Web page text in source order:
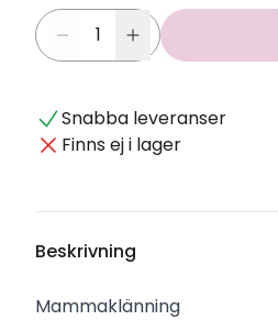
Snabba leveranser
Finns ej i lager
Beskrivning
Mammaklänning